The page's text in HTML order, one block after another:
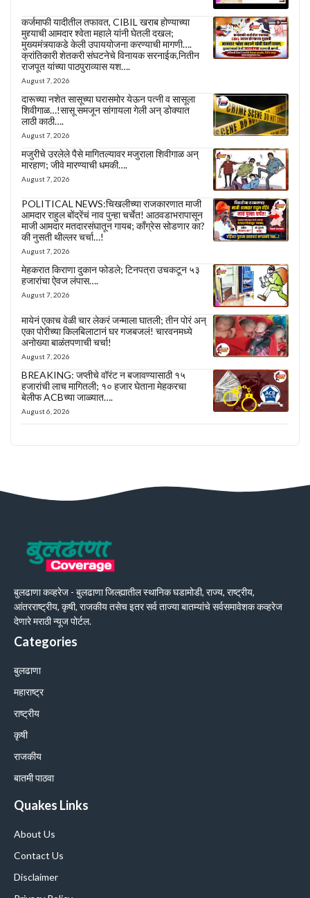
कर्जमाफी यादीतील तफावत, CIBIL खराब होण्याच्या
मुद्द्याची आमदार श्वेता महाले यांनी घेतली दखल;
मुख्यमंत्र्याकडे केली उपाययोजना करण्याची मागणी….
क्रांतिकारी शेतकरी संघटनेचे विनायक सरनाईक,नितीन
राजपूत यांच्या पाठपुराव्यास यश….
August 7, 2026
दारूच्या नशेत सासूच्या घरासमोर येऊन पत्नी व सासूला
शिवीगाळ…!सासू समजून सांगायला गेली अन् डोक्यात
लाठी काठी….
August 7, 2026
मजुरीचे उरलेले पैसे मागितल्यावर मजुराला शिवीगाळ अन्
मारहाण; जीवे मारण्याची धमकी….
August 7, 2026
POLITICAL NEWS:चिखलीच्या राजकारणात माजी
आमदार राहुल बोंद्रेंचं नाव पुन्हा चर्चेत! आठवडाभरापासून
माजी आमदार मतदारसंघातून गायब; काँग्रेस सोडणार का?
की नुसती थील्लर चर्चा…!
August 7, 2026
मेहकरात किराणा दुकान फोडले; टिनपत्रा उचकटून ५३
हजारांचा ऐवज लंपास….
August 7, 2026
मायेनं एकाच वेळी चार लेकरं जन्माला घातली; तीन पोरं अन्
एका पोरीच्या किलबिलाटानं घर गजबजलं! चारवनमध्ये
अनोख्या बाळंतपणाची चर्चा!
August 7, 2026
BREAKING: जप्तीचे वॉरंट न बजावण्यासाठी १५
हजारांची लाच मागितली; १० हजार घेताना मेहकरचा
बेलीफ ACBच्या जाळ्यात….
August 6, 2026
बुलढाणा कव्हरेज - बुलढाणा जिल्ह्यातील स्थानिक घडामोडी, राज्य, राष्ट्रीय,
आंतरराष्ट्रीय, कृषी, राजकीय तसेच इतर सर्व ताज्या बातम्यांचे सर्वसमावेशक कव्हरेज
देणारे मराठी न्यूज पोर्टल.
Categories
बुलढाणा
महाराष्ट्र
राष्ट्रीय
कृषी
राजकीय
बातमी पाठवा
Quakes Links
About Us
Contact Us
Disclaimer